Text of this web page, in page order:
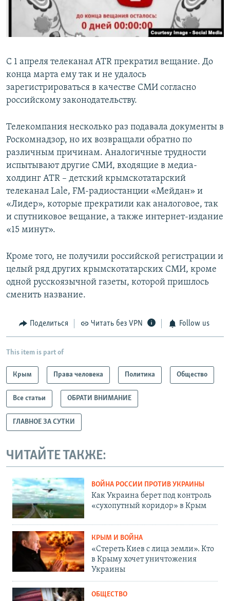
С 1 апреля телеканал ATR прекратил вещание. До
конца марта ему так и не удалось
зарегистрироваться в качестве СМИ согласно
российскому законодательству.
Телекомпания несколько раз подавала документы в
Роскомнадзор, но их возвращали обратно по
различным причинам. Аналогичные трудности
испытывают другие СМИ, входящие в медиа-
холдинг ATR – детский крымскотатарский
телеканал Lale, FM-радиостанции «Мейдан» и
«Лидер», которые прекратили как аналоговое, так
и спутниковое вещание, а также интернет-издание
«15 минут».
Кроме того, не получили российской регистрации и
целый ряд других крымскотатарских СМИ, кроме
одной русскоязычной газеты, которой пришлось
сменить название.
Поделиться Читать без VPN Follow us
This item is part of
Крым Права человека Политика Общество
Все статьи ОБРАТИ ВНИМАНИЕ
ГЛАВНОЕ ЗА СУТКИ
ЧИТАЙТЕ ТАКЖЕ:
ВОЙНА РОССИИ ПРОТИВ УКРАИНЫ
Как Украина берет под контроль
«сухопутный коридор» в Крым
КРЫМ И ВОЙНА
«Стереть Киев с лица земли». Кто
в Крыму хочет уничтожения
Украины
ОБЩЕСТВО